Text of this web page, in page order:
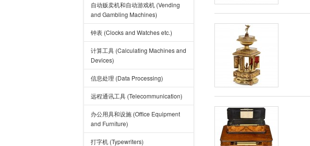
自动贩卖机和自动游戏机 (Vending
and Gambling Machines)
钟表 (Clocks and Watches etc.)
计算工具 (Calculating Machines and
Devices)
信息处理 (Data Processing)
远程通讯工具 (Telecommunication)
办公用具和设施 (Office Equipment
and Furniture)
打字机 (Typewriters)